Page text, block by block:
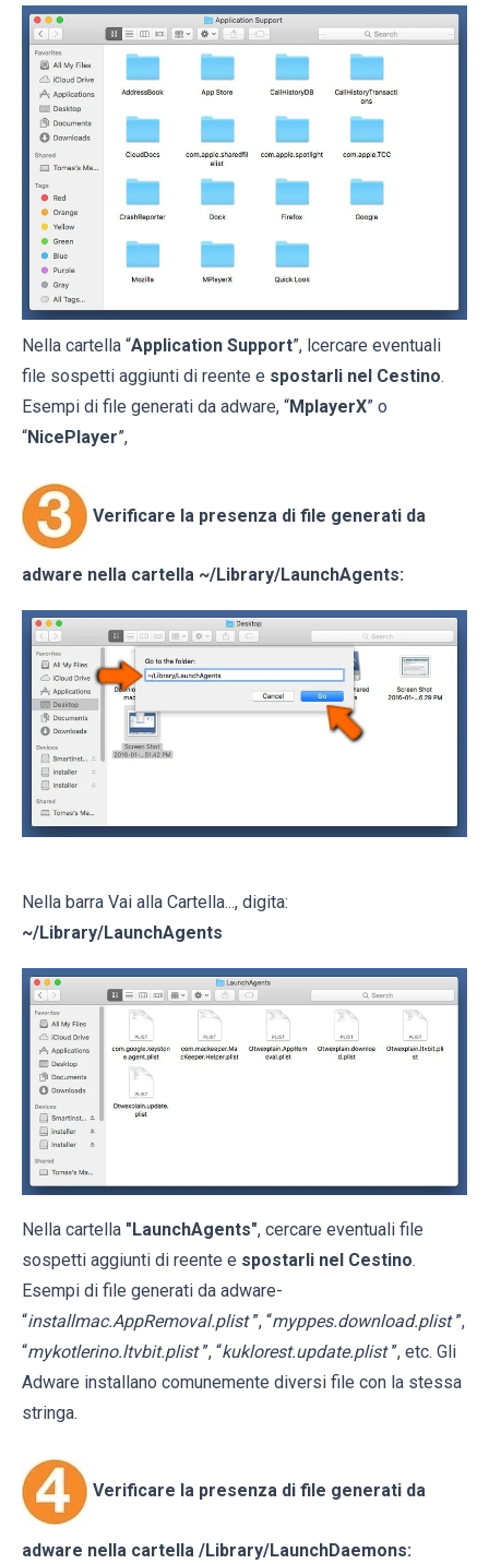
Nella cartella “Application Support”, lcercare eventuali
file sospetti aggiunti di reente e spostarli nel Cestino.
Esempi di file generati da adware, “MplayerX” o
“NicePlayer”,
Verificare la presenza di file generati da
adware nella cartella ~/Library/LaunchAgents:
Nella barra Vai alla Cartella..., digita:
~/Library/LaunchAgents
Nella cartella "LaunchAgents", cercare eventuali file
sospetti aggiunti di reente e spostarli nel Cestino.
Esempi di file generati da adware-
“installmac.AppRemoval.plist ”, “myppes.download.plist ”,
“mykotlerino.ltvbit.plist ”, “kuklorest.update.plist ”, etc. Gli
Adware installano comunemente diversi file con la stessa
stringa.
Verificare la presenza di file generati da
adware nella cartella /Library/LaunchDaemons: